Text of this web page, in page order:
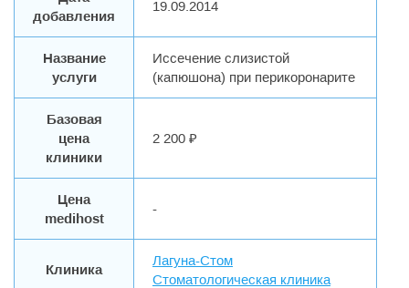
добавления
19.09.2014
Название
услуги
Иссечение слизистой
(капюшона) при перикоронарите
Базовая
цена
клиники
2 200 ₽
Цена
medihost
-
Клиника
Лагуна-Стом
Стоматологическая клиника